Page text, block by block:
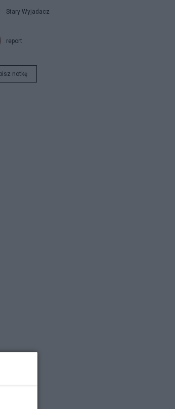
Stary Wyjadacz
report
notkę